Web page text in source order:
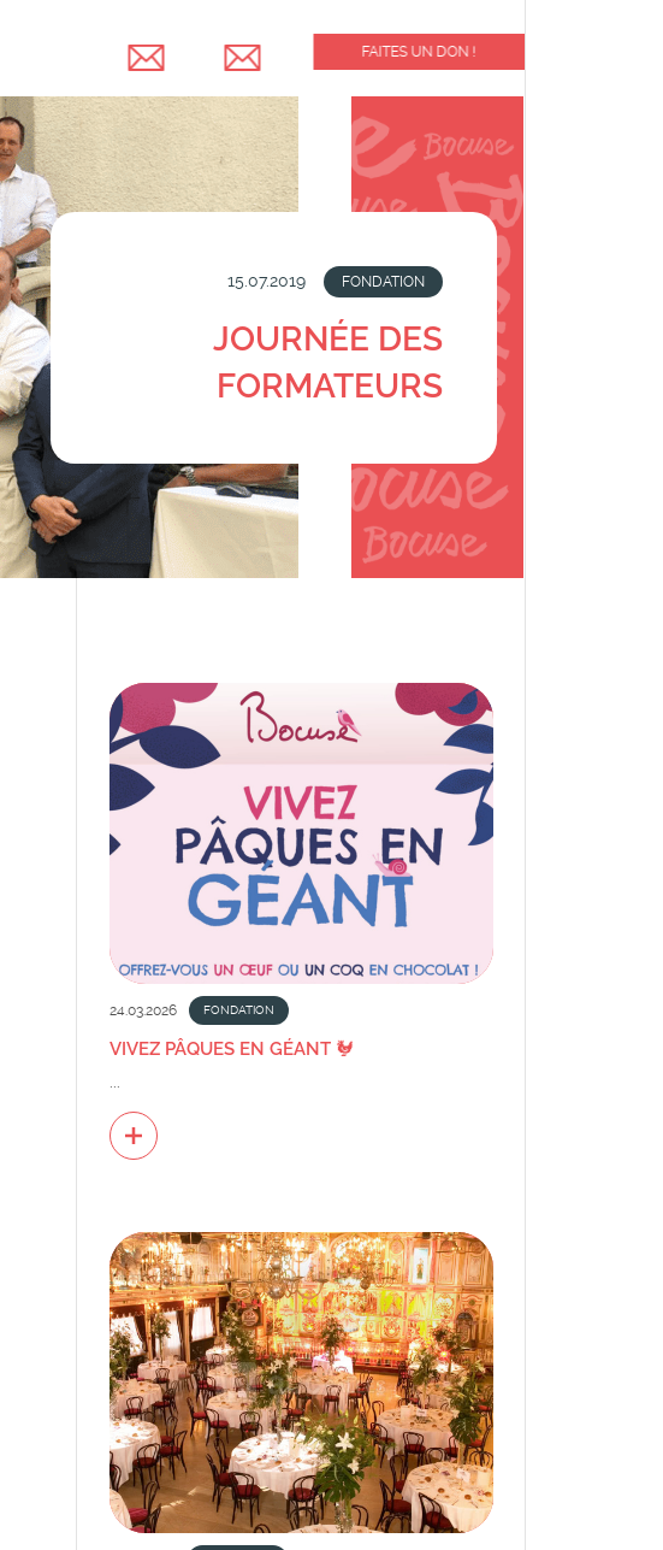
FAITES UN DON !
15.07.2019 FONDATION
JOURNÉE DES
FORMATEURS
24.03.2026 FONDATION
VIVEZ PÂQUES EN GÉANT 🐓
...